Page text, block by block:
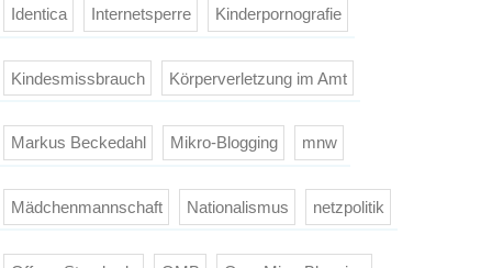
Identica Internetsperre Kinderpornografie
Kindesmissbrauch Körperverletzung im Amt
Markus Beckedahl Mikro-Blogging mnw
Mädchenmannschaft Nationalismus netzpolitik